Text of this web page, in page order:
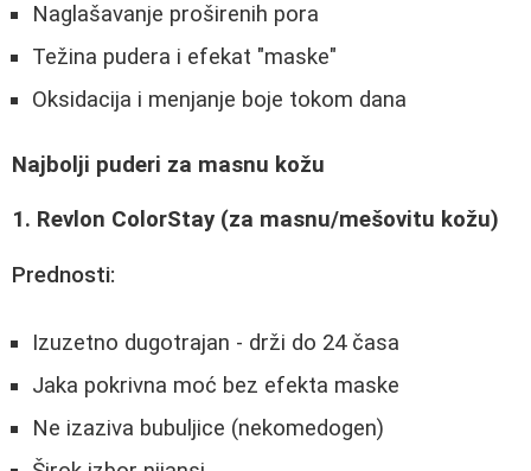
Naglašavanje proširenih pora
Težina pudera i efekat "maske"
Oksidacija i menjanje boje tokom dana
Najbolji puderi za masnu kožu
1. Revlon ColorStay (za masnu/mešovitu kožu)
Prednosti:
Izuzetno dugotrajan - drži do 24 časa
Jaka pokrivna moć bez efekta maske
Ne izaziva bubuljice (nekomedogen)